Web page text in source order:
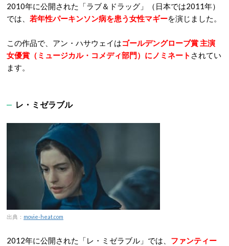
2010年に公開された「ラブ＆ドラッグ」（日本では2011年）
では、 若年性パーキンソン病を患う女性マギーを演じました。
この作品で、アン・ハサウェイはゴールデングローブ賞 主演
女優賞（ミュージカル・コメディ部門）にノミネート されてい
ます。
レ・ミゼラブル
出典： movie-heat.com
2012年に公開された「レ・ミゼラブル」では、 ファンティー